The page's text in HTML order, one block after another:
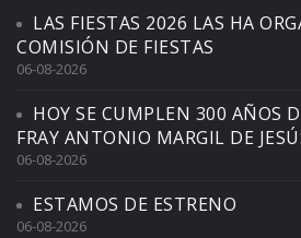
LAS FIESTAS 2026 LAS HA
COMISIÓN DE FIESTAS
06-08-2026
HOY SE CUMPLEN 300 AÑOS
FRAY ANTONIO MARGIL DE
06-08-2026
ESTAMOS DE ESTRENO
06-08-2026